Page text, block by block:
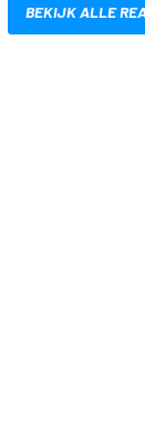
BEKIJK ALLE